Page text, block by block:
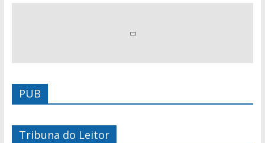
PUB
Tribuna do Leitor